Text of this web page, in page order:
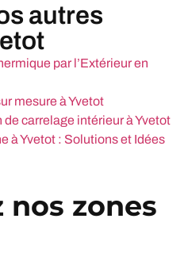
autres
par l’Extérieur en
mesure à Yvetot
carrelage intérieur à Yvetot
à Yvetot : Solutions et Idées
nos zones